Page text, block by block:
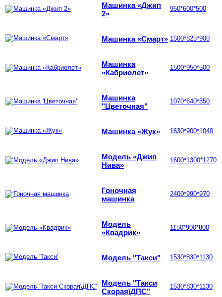
Машинка «Джип
2»
950*600*500
Машинка «Смарт» 1500*825*900
Машинка
«Кабриолет»
1500*950*500
Машинка
"Цветочная"
1070*640*850
Машинка «Жук» 1630*900*1040
Модель «Джип
Нива»
1600*1300*1270
Гоночная
машинка
2400*990*970
Модель
«Квадрик»
1150*900*800
Модель "Такси" 1530*830*1130
Модель "Такси
Скорая\ДПС"
1530*830*1130